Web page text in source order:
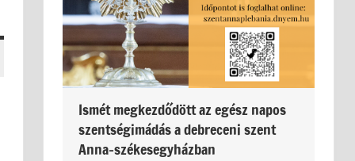
Ismét megkezdődött az egész napos
szentségimádás a debreceni szent
Anna-székesegyházban